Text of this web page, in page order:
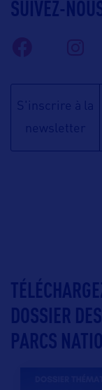
SUIVEZ-
S'inscrire à la
newsletter
DOSSIER DES
PARCS